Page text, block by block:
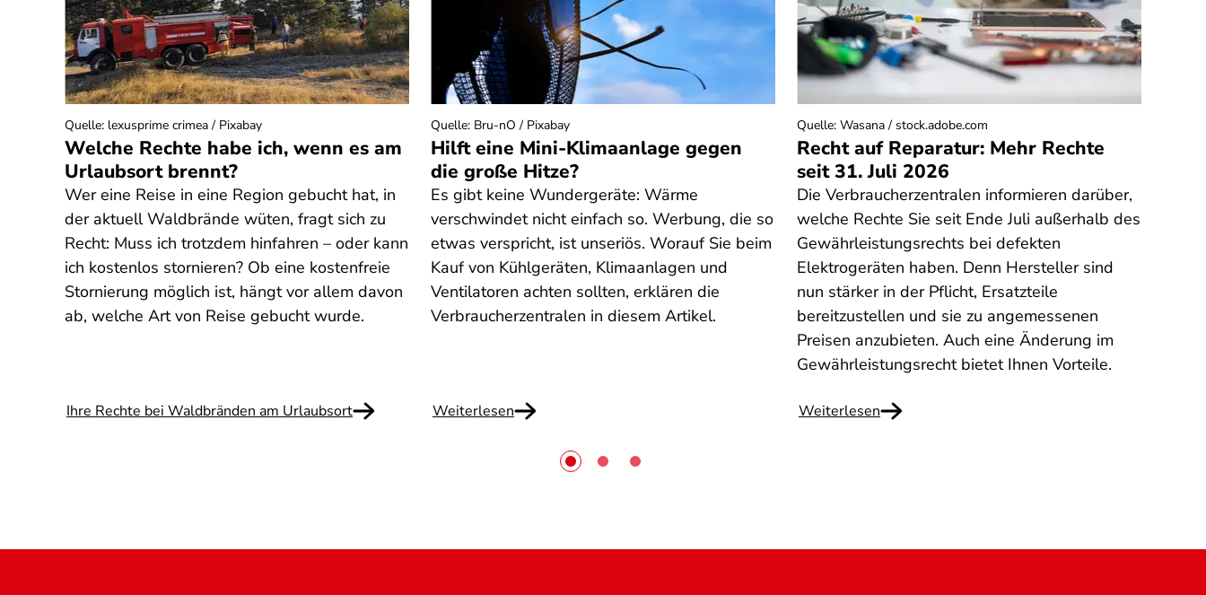
Welche Rechte habe ich, wenn es am
Urlaubsort brennt?
Wer eine Reise in eine Region gebucht hat, in
der aktuell Waldbrände wüten, fragt sich zu
Recht: Muss ich trotzdem hinfahren – oder kann
ich kostenlos stornieren? Ob eine kostenfreie
Stornierung möglich ist, hängt vor allem davon
ab, welche Art von Reise gebucht wurde.
Ihre Rechte bei Waldbränden am Urlaubsort
Quelle: lexusprime crimea / Pixabay
Hilft eine Mini-Klimaanlage gegen
die große Hitze?
Es gibt keine Wundergeräte: Wärme
verschwindet nicht einfach so. Werbung, die so
etwas verspricht, ist unseriös. Worauf Sie beim
Kauf von Kühlgeräten, Klimaanlagen und
Ventilatoren achten sollten, erklären die
Verbraucherzentralen in diesem Artikel.
Weiterlesen
Quelle: Bru-nO / Pixabay
Recht auf Reparatur: Mehr Rechte
seit 31. Juli 2026
Die Verbraucherzentralen informieren darüber,
welche Rechte Sie seit Ende Juli außerhalb des
Gewährleistungsrechts bei defekten
Elektrogeräten haben. Denn Hersteller sind
nun stärker in der Pflicht, Ersatzteile
bereitzustellen und sie zu angemessenen
Preisen anzubieten. Auch eine Änderung im
Gewährleistungsrecht bietet Ihnen Vorteile.
Weiterlesen
Quelle: Wasana / stock.adobe.com